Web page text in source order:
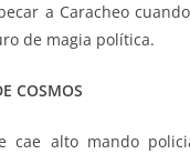
a Caracheo
de magia política.
COSMOS
cae alto mando